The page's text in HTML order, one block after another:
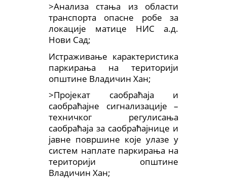
>Анализа стања из области
транспорта опасне робе за
локације матице НИС а.д.
Нови Сад;
Истраживање карактеристика
паркирања на територији
општине Владичин Хан;
>Пројекат саобраћаја и
саобраћајне сигнализације –
техничког регулисања
саобраћаја за саобраћајнице и
јавне површине које улазе у
систем наплате паркирања на
територији општине
Владичин Хан;